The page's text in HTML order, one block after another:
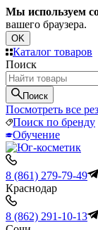
Мы используем
вашего браузера.
OK
Каталог товаров
Поиск
Поиск
Посмотреть все
Поиск по бренду
Обучение
8 (861) 279-79-49
Краснодар
8 (862) 291-10-13